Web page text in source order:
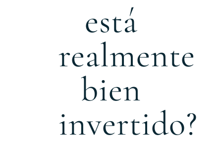
está
realmente
bien
invertido?